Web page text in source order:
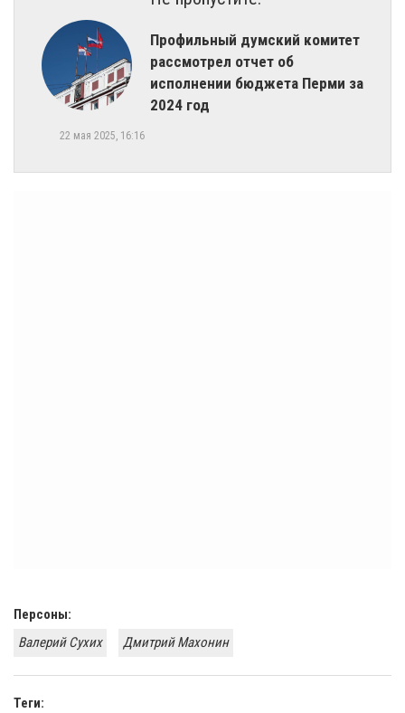
Профильный думский комитет
рассмотрел отчет об
исполнении бюджета Перми за
2024 год
22 мая 2025, 16:16
Персоны:
Валерий Сухих
Дмитрий Махонин
Теги: